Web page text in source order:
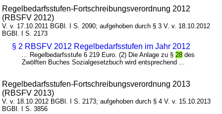
Regelbedarfsstufen-Fortschreibungsverordnung 2012
(RBSFV 2012)
V. v. 17.10.2011 BGBl. I S. 2090; aufgehoben durch § 3 V. v. 18.10.2012
BGBl. I S. 2173
§ 2 RBSFV 2012 Regelbedarfsstufen im Jahr 2012
... Regelbedarfsstufe 6 219 Euro. (2) Die Anlage zu §28 des
Zwölften Buches Sozialgesetzbuch wird entsprechend ...
Regelbedarfsstufen-Fortschreibungsverordnung 2013
(RBSFV 2013)
V. v. 18.10.2012 BGBl. I S. 2173; aufgehoben durch § 4 V. v. 15.10.2013
BGBl. I S. 3856